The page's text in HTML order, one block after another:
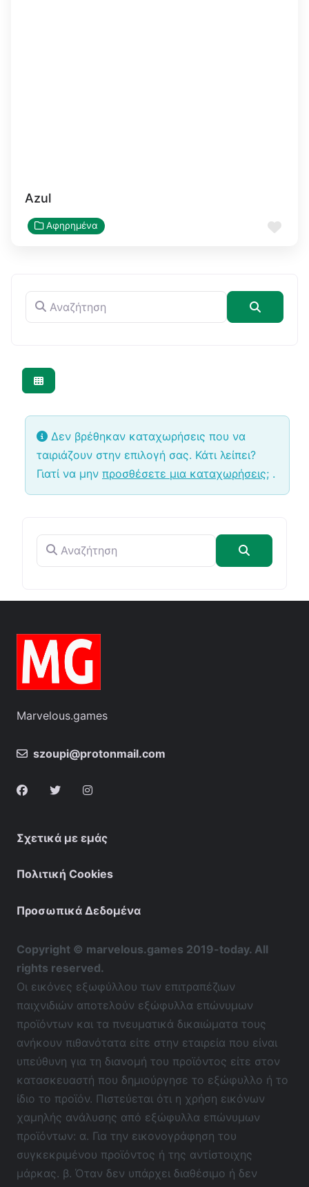
Αναζήτηση
Azul
Αφηρημένα
Αναζήτηση
Δεν βρέθηκαν καταχωρήσεις που να
ταιριάζουν στην επιλογή σας. Κάτι λείπει?
Γιατί να μην προσθέσετε μια καταχωρήσεις; .
Marvelous.games
szoupi@protonmail.com
Σχετικά με εμάς
Πολιτική Cookies
Προσωπικά Δεδομένα
Copyright © marvelous.games 2019-today. All
rights reserved.
Οι εικόνες εξωφύλλου των επιτραπέζιων
παιχνιδιών αποτελούν εξώφυλλα επώνυμων
προϊόντων και τα πνευματικά δικαιώματα τους
ανήκουν πιθανότατα είτε στην εταιρεία που είναι
υπεύθυνη για τη διανομή του προϊόντος είτε στον
κατασκευαστή που δημιούργησε το εξώφυλλο ή το
ίδιο το προϊόν. Πιστεύεται ότι η χρήση εικόνων
χαμηλής ανάλυσης από εξώφυλλα επώνυμων
προϊόντων: α. Για την εικονογράφηση του
συγκεκριμένου προϊόντος ή της αντίστοιχης
μάρκας. β. Όταν δεν υπάρχει διαθέσιμο ή δεν